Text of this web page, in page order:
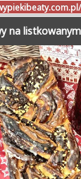
na